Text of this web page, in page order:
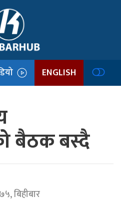
ENGLISH
बैठक बस्दै
बिहीबार